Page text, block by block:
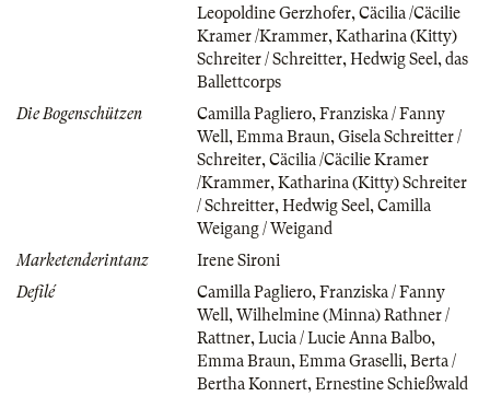
Leopoldine Gerzhofer, Cäcilia /Cäcilie
Kramer /Krammer, Katharina (Kitty)
Schreiter / Schreitter, Hedwig Seel , das
Ballettcorps
Die Bogenschützen
Camilla Pagliero, Franziska / Fanny
Well , Emma Braun, Gisela Schreitter /
Schreiter, Cäcilia /Cäcilie Kramer
/Krammer, Katharina (Kitty) Schreiter
/ Schreitter, Hedwig Seel , Camilla
Weigang / Weigand
Marketenderintanz
Irene Sironi
Defilé
Camilla Pagliero, Franziska / Fanny
Well , Wilhelmine (Minna) Rathner /
Rattner, Lucia / Lucie Anna Balbo,
Emma Braun, Emma Graselli, Berta /
Bertha Konnert, Ernestine Schießwald